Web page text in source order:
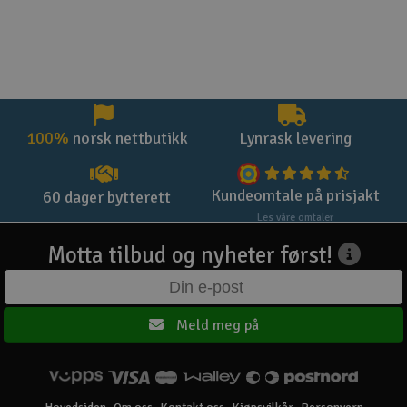
100% norsk nettbutikk Lynrask levering
60 dager bytterett Kundeomtale på prisjakt
Les våre omtaler
Motta tilbud og nyheter først!
Meld meg på